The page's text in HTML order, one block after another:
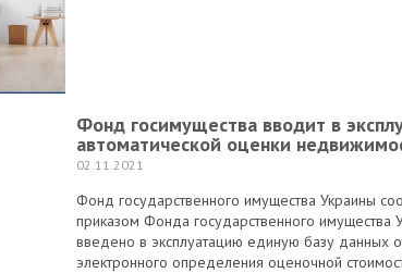
Фонд госимущества вводит в
автоматической оценки
02.11.2021
Фонд государственного имущества Украины
приказом Фонда государственного
введено в эксплуатацию единую базу данных
электронного определения оценочной